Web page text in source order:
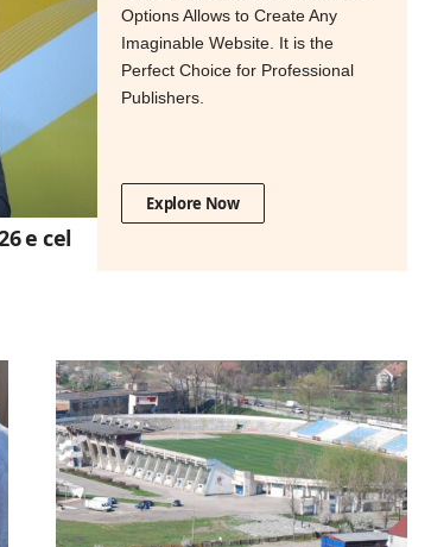
e cel
Options Allows to Create Any
Imaginable Website. It is the
Perfect Choice for Professional
Publishers.
Explore Now